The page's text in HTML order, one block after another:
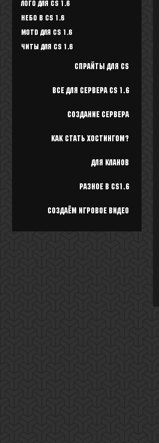
Лого для CS 1.6
Небо в CS 1.6
Motd для CS 1.6
Читы для CS 1.6
Спрайты для cs
Все для Сервера CS 1.6
Создание сервера
Как стать хостингом?
Для кланов
Разное в cs1.6
Создаём игровое видео